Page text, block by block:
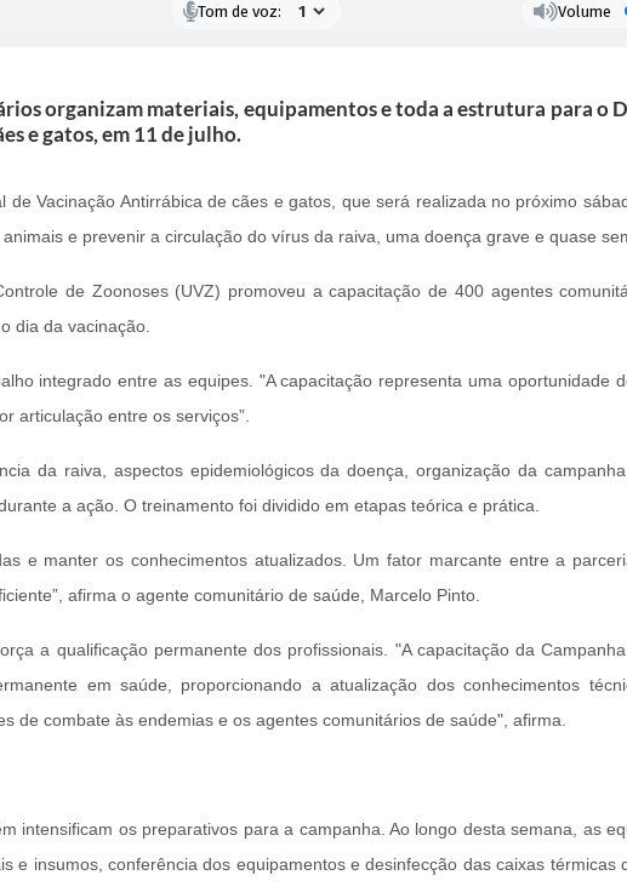
Tom de voz: Volume
organizam materiais, equipamentos e toda a estrutura para o
e gatos, em 11 de julho.
Vacinação Antirrábica de cães e gatos, que será realizada no próximo
e prevenir a circulação do vírus da raiva, uma doença grave e quase
de Zoonoses (UVZ) promoveu a capacitação de 400 agentes
dia da vacinação.
integrado entre as equipes. "A capacitação representa uma oportunidade
articulação entre os serviços”.
da raiva, aspectos epidemiológicos da doença, organização da
a ação. O treinamento foi dividido em etapas teórica e prática.
e manter os conhecimentos atualizados. Um fator marcante entre a
afirma o agente comunitário de saúde, Marcelo Pinto.
a qualificação permanente dos profissionais. "A capacitação da
em saúde, proporcionando a atualização dos conhecimentos
de combate às endemias e os agentes comunitários de saúde", afirma.
intensificam os preparativos para a campanha. Ao longo desta semana, as
insumos, conferência dos equipamentos e desinfecção das caixas térmicas